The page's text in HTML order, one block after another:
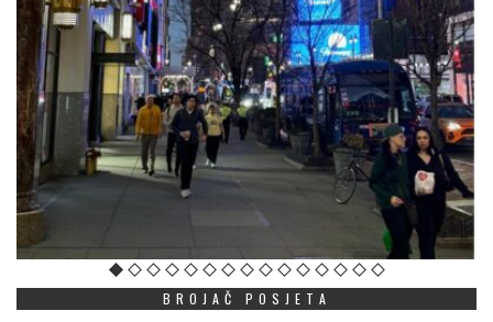
BROJAČ POSJETA